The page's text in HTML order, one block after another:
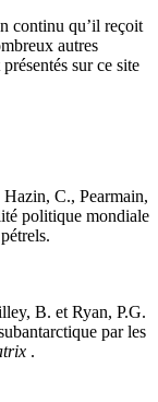
continu qu’il reçoit
autres
sur ce site
C., Pearmain,
politique mondiale
B. et Ryan, P.G.
par les
.